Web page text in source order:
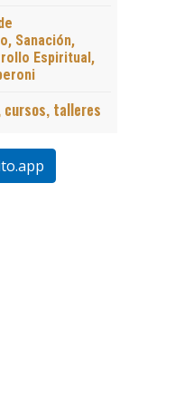
Sanación,
Espiritual,
talleres